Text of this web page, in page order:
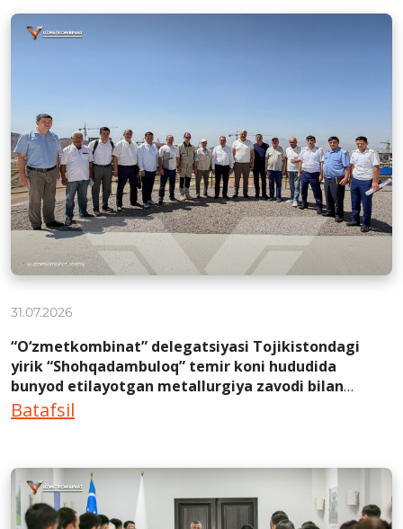
31.07.2026
“O‘zmetkombinat” delegatsiyasi Tojikistondagi
yirik “Shohqadambuloq” temir koni hududida
bunyod etilayotgan metallurgiya zavodi bilan
tanishib, hamkorlik bo‘yicha muhim kelishuvga
erishdi.
Batafsil